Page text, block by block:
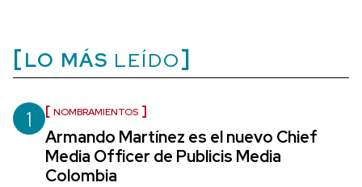
LO MÁS LEÍDO
1 NOMBRAMIENTOS
Armando Martínez es el nuevo Chief
Media Officer de Publicis Media
Colombia